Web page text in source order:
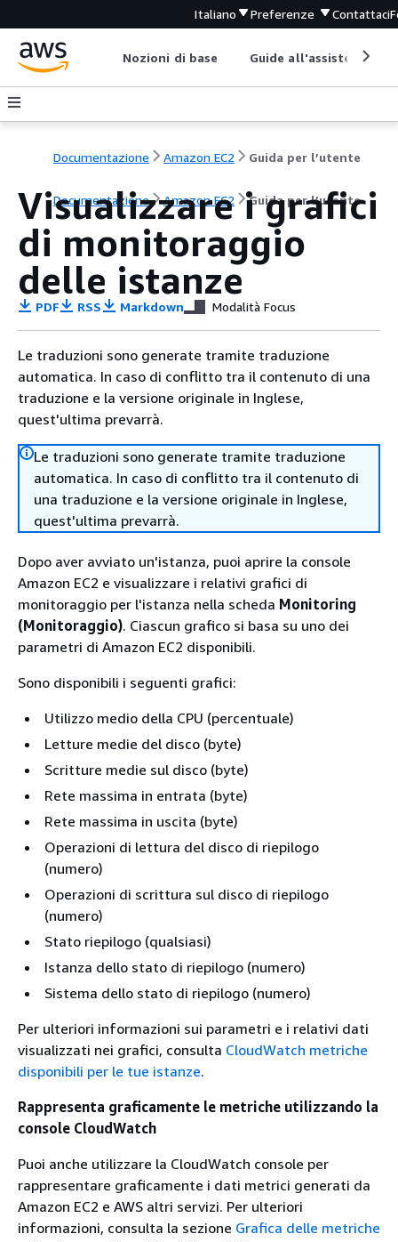
Italiano Preferenze Contattaci
Nozioni di base Guide all'assistenza
Documentazione Amazon EC2 Guida per l’utente
Documentazione Amazon EC2 Guida per l’utente
Visualizzare i grafici
di monitoraggio
delle istanze
PDF RSS Markdown Modalità Focus
Le traduzioni sono generate tramite traduzione
automatica. In caso di conflitto tra il contenuto di una
traduzione e la versione originale in Inglese,
quest'ultima prevarrà.
Le traduzioni sono generate tramite traduzione
automatica. In caso di conflitto tra il contenuto di
una traduzione e la versione originale in Inglese,
quest'ultima prevarrà.
Dopo aver avviato un'istanza, puoi aprire la console
Amazon EC2 e visualizzare i relativi grafici di
monitoraggio per l'istanza nella scheda Monitoring
(Monitoraggio). Ciascun grafico si basa su uno dei
parametri di Amazon EC2 disponibili.
Sono disponibili i seguenti grafici:
Utilizzo medio della CPU (percentuale)
Letture medie del disco (byte)
Scritture medie sul disco (byte)
Rete massima in entrata (byte)
Rete massima in uscita (byte)
Operazioni di lettura del disco di riepilogo
(numero)
Operazioni di scrittura sul disco di riepilogo
(numero)
Stato riepilogo (qualsiasi)
Istanza dello stato di riepilogo (numero)
Sistema dello stato di riepilogo (numero)
Per ulteriori informazioni sui parametri e i relativi dati
visualizzati nei grafici, consulta CloudWatch metriche
disponibili per le tue istanze.
Rappresenta graficamente le metriche utilizzando la
console CloudWatch
Puoi anche utilizzare la CloudWatch console per
rappresentare graficamente i dati metrici generati da
Amazon EC2 e AWS altri servizi. Per ulteriori
informazioni, consulta la sezione Grafica delle metriche